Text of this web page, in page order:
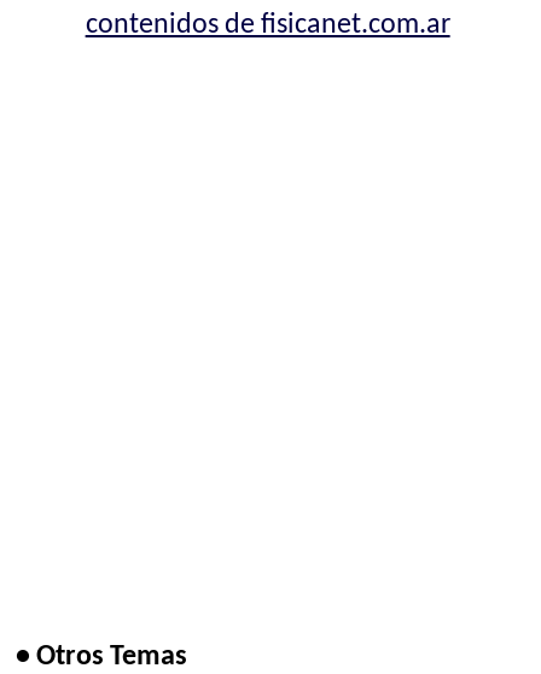
contenidos de fisicanet.com.ar
• Otros Temas